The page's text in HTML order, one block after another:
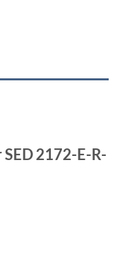
SED 2172-E-R-